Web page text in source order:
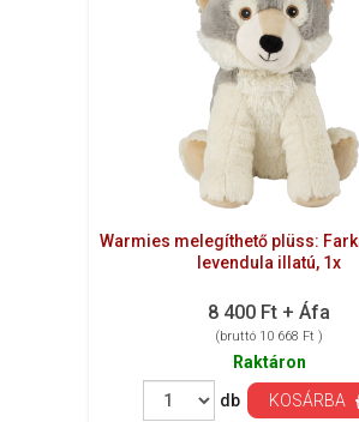
Warmies melegíthető plüss:
levendula illatú, 1x
8 400 Ft + Áfa
(bruttó 10 668 Ft )
Raktáron
db
KOSÁRBA